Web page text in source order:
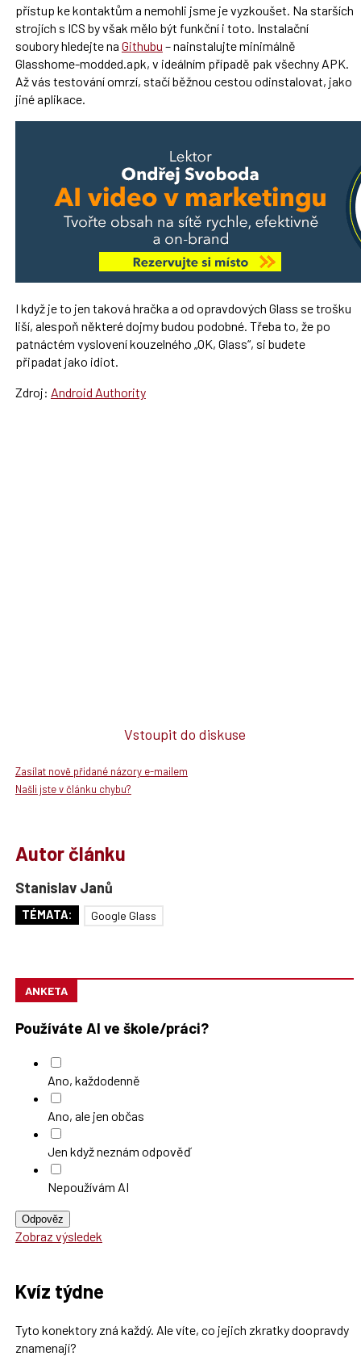
přístup ke kontaktům a nemohli jsme je vyzkoušet. Na starších
strojích s ICS by však mělo být funkční i toto. Instalační
soubory hledejte na Githubu – nainstalujte minimálně
Glasshome-modded.apk, v ideálním případě pak všechny APK.
Až vás testování omrzí, stačí běžnou cestou odinstalovat, jako
jiné aplikace.
I když je to jen taková hračka a od opravdových Glass se trošku
liší, alespoň některé dojmy budou podobné. Třeba to, že po
patnáctém vyslovení kouzelného „OK, Glass“, si budete
připadat jako idiot.
Zdroj: Android Authority
Vstoupit do diskuse
Zasílat nově přidané názory e-mailem
Našli jste v článku chybu?
Autor článku
Stanislav Janů
TÉMATA: Google Glass
ANKETA
Používáte AI ve škole/práci?
Ano, každodenně
Ano, ale jen občas
Jen když neznám odpověď
Nepoužívám AI
Odpověz
Zobraz výsledek
Kvíz týdne
Tyto konektory zná každý. Ale víte, co jejich zkratky doopravdy
znamenají?